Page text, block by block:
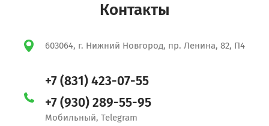
Контакты
603064, г. Нижний Новгород, пр. Ленина, 82, П4
+7 (831) 423-07-55
+7 (930) 289-55-95
Мобильный, Telegram